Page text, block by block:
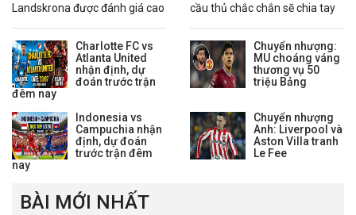
Landskrona được đánh giá cao
định.
Charlotte FC vs
Atlanta United
nhận định, dự
đoán trước trận
đêm nay
Indonesia vs
Campuchia nhận
định, dự đoán
trước trận đêm
nay
cầu thủ chắc chắn sẽ chia tay
2026.
Chuyển nhượng:
MU choáng váng
thương vụ 50
triệu Bảng
Chuyển nhượng
Anh: Liverpool và
Aston Villa tranh
Le Fee
BÀI MỚI NHẤT